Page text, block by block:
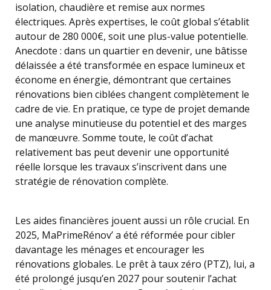
isolation, chaudière et remise aux normes
électriques. Après expertises, le coût global s’établit
autour de 280 000€, soit une plus-value potentielle.
Anecdote : dans un quartier en devenir, une bâtisse
délaissée a été transformée en espace lumineux et
économe en énergie, démontrant que certaines
rénovations bien ciblées changent complètement le
cadre de vie. En pratique, ce type de projet demande
une analyse minutieuse du potentiel et des marges
de manœuvre. Somme toute, le coût d’achat
relativement bas peut devenir une opportunité
réelle lorsque les travaux s’inscrivent dans une
stratégie de rénovation complète.
Les aides financières jouent aussi un rôle crucial. En
2025, MaPrimeRénov’ a été réformée pour cibler
davantage les ménages et encourager les
rénovations globales. Le prêt à taux zéro (PTZ), lui, a
été prolongé jusqu’en 2027 pour soutenir l’achat